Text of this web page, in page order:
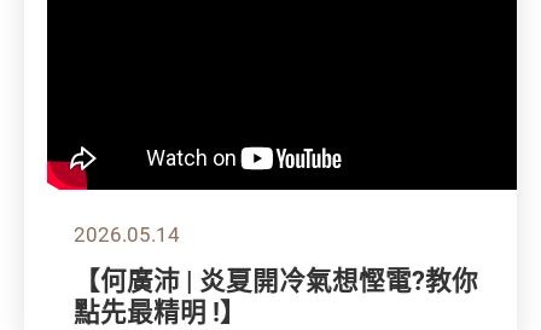
2026.05.14
【何廣沛 | 炎夏開冷氣想慳電?教你
點先最精明 !】